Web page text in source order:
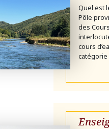
Quel est
Pôle
des
cours
catégorie